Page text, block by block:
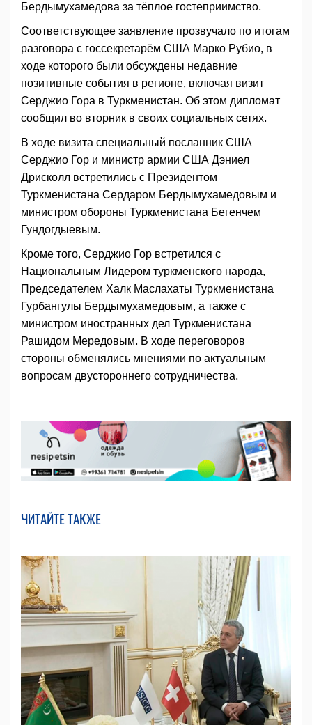
Бердымухамедова за тёплое гостеприимство.
Соответствующее заявление прозвучало по итогам
разговора с госсекретарём США Марко Рубио, в
ходе которого были обсуждены недавние
позитивные события в регионе, включая визит
Серджио Гора в Туркменистан. Об этом дипломат
сообщил во вторник в своих социальных сетях.
В ходе визита специальный посланник США
Серджио Гор и министр армии США Дэниел
Дрисколл встретились с Президентом
Туркменистана Сердаром Бердымухамедовым и
министром обороны Туркменистана Бегенчем
Гундогдыевым.
Кроме того, Серджио Гор встретился с
Национальным Лидером туркменского народа,
Председателем Халк Маслахаты Туркменистана
Гурбангулы Бердымухамедовым, а также с
министром иностранных дел Туркменистана
Рашидом Мередовым. В ходе переговоров
стороны обменялись мнениями по актуальным
вопросам двустороннего сотрудничества.
ЧИТАЙТЕ ТАКЖЕ